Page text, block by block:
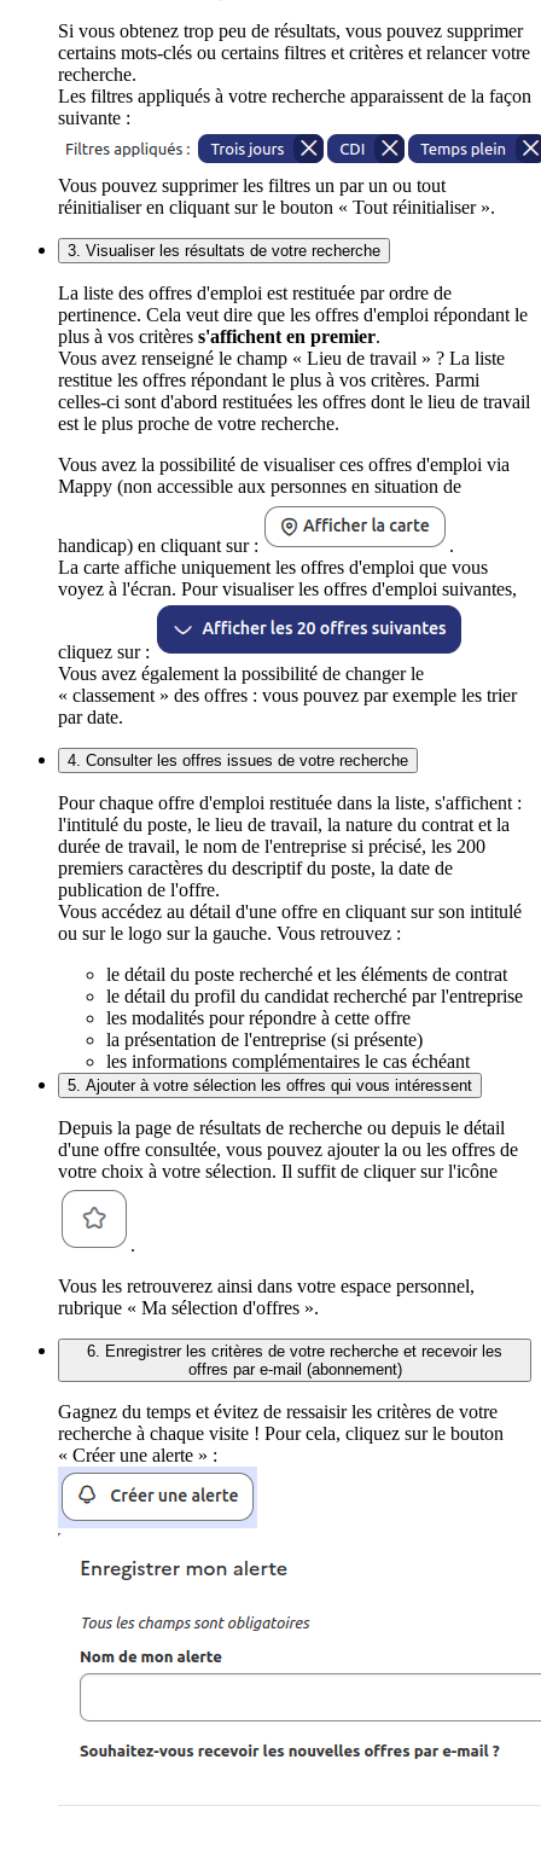
Si vous obtenez trop peu de résultats, vous pouvez supprimer
certains mots-clés ou certains filtres et critères et relancer votre
recherche.
Les filtres appliqués à votre recherche apparaissent de la façon
suivante :
Vous pouvez supprimer les filtres un par un ou tout
réinitialiser en cliquant sur le bouton « Tout réinitialiser ».
3. Visualiser les résultats de votre recherche
La liste des offres d'emploi est restituée par ordre de
pertinence. Cela veut dire que les offres d'emploi répondant le
plus à vos critères s'affichent en premier.
Vous avez renseigné le champ « Lieu de travail » ? La liste
restitue les offres répondant le plus à vos critères. Parmi
celles-ci sont d'abord restituées les offres dont le lieu de travail
est le plus proche de votre recherche.
Vous avez la possibilité de visualiser ces offres d'emploi via
Mappy (non accessible aux personnes en situation de
handicap) en cliquant sur :
.
La carte affiche uniquement les offres d'emploi que vous
voyez à l'écran. Pour visualiser les offres d'emploi suivantes,
cliquez sur :
Vous avez également la possibilité de changer le
« classement » des offres : vous pouvez par exemple les trier
par date.
4. Consulter les offres issues de votre recherche
Pour chaque offre d'emploi restituée dans la liste, s'affichent :
l'intitulé du poste, le lieu de travail, la nature du contrat et la
durée de travail, le nom de l'entreprise si précisé, les 200
premiers caractères du descriptif du poste, la date de
publication de l'offre.
Vous accédez au détail d'une offre en cliquant sur son intitulé
ou sur le logo sur la gauche. Vous retrouvez :
le détail du poste recherché et les éléments de contrat
le détail du profil du candidat recherché par l'entreprise
les modalités pour répondre à cette offre
la présentation de l'entreprise (si présente)
les informations complémentaires le cas échéant
5. Ajouter à votre sélection les offres qui vous intéressent
Depuis la page de résultats de recherche ou depuis le détail
d'une offre consultée, vous pouvez ajouter la ou les offres de
votre choix à votre sélection. Il suffit de cliquer sur l'icône
.
Vous les retrouverez ainsi dans votre espace personnel,
rubrique « Ma sélection d'offres ».
6. Enregistrer les critères de votre recherche et recevoir les
offres par e-mail (abonnement)
Gagnez du temps et évitez de ressaisir les critères de votre
recherche à chaque visite ! Pour cela, cliquez sur le bouton
« Créer une alerte » :